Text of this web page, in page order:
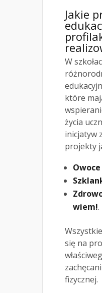
Jakie
W
które
życia
inicjatyw
projekty
wiem!.
się na
fizycznej.